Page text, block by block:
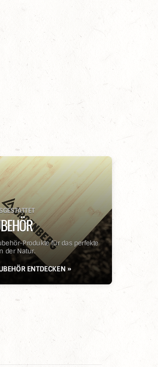
Produkte für das perfekte
der Natur.
ENTDECKEN »